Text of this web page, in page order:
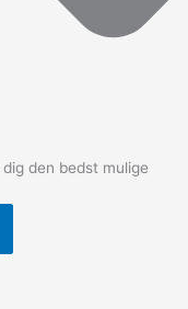
den bedst mulige